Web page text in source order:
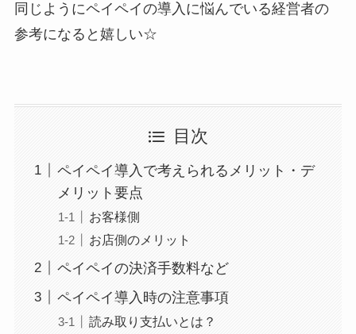
同じようにペイペイの導入に悩んでいる経営者の
参考になると嬉しい☆
目次
ペイペイ導入で考えられるメリット・デ
メリット要点
お客様側
お店側のメリット
ペイペイの決済手数料など
ペイペイ導入時の注意事項
読み取り支払いとは？